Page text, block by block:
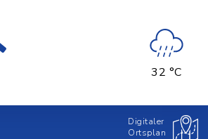
32 °C
Digitaler
Ortsplan